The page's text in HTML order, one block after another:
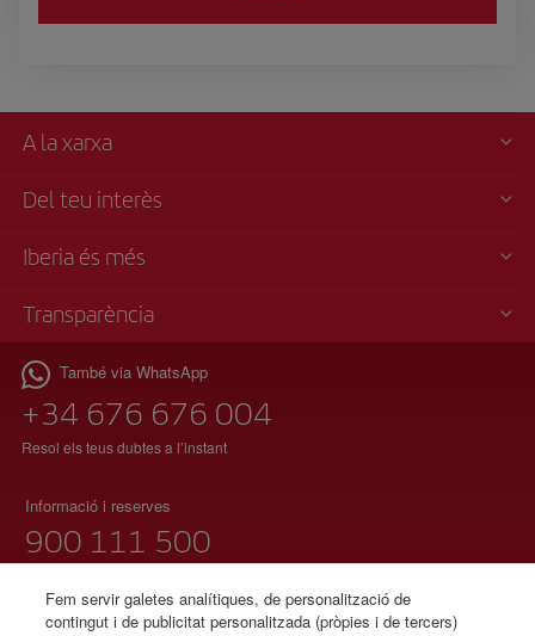
A la xarxa
Del teu interès
Iberia és més
Transparència
També via WhatsApp
+34 676 676 004
Resol els teus dubtes a l’instant
Informació i reserves
900 111 500
Dilluns a diumenge 00:00 – 24:00h
Fem servir galetes analítiques, de personalització de
contingut i de publicitat personalitzada (pròpies i de tercers)